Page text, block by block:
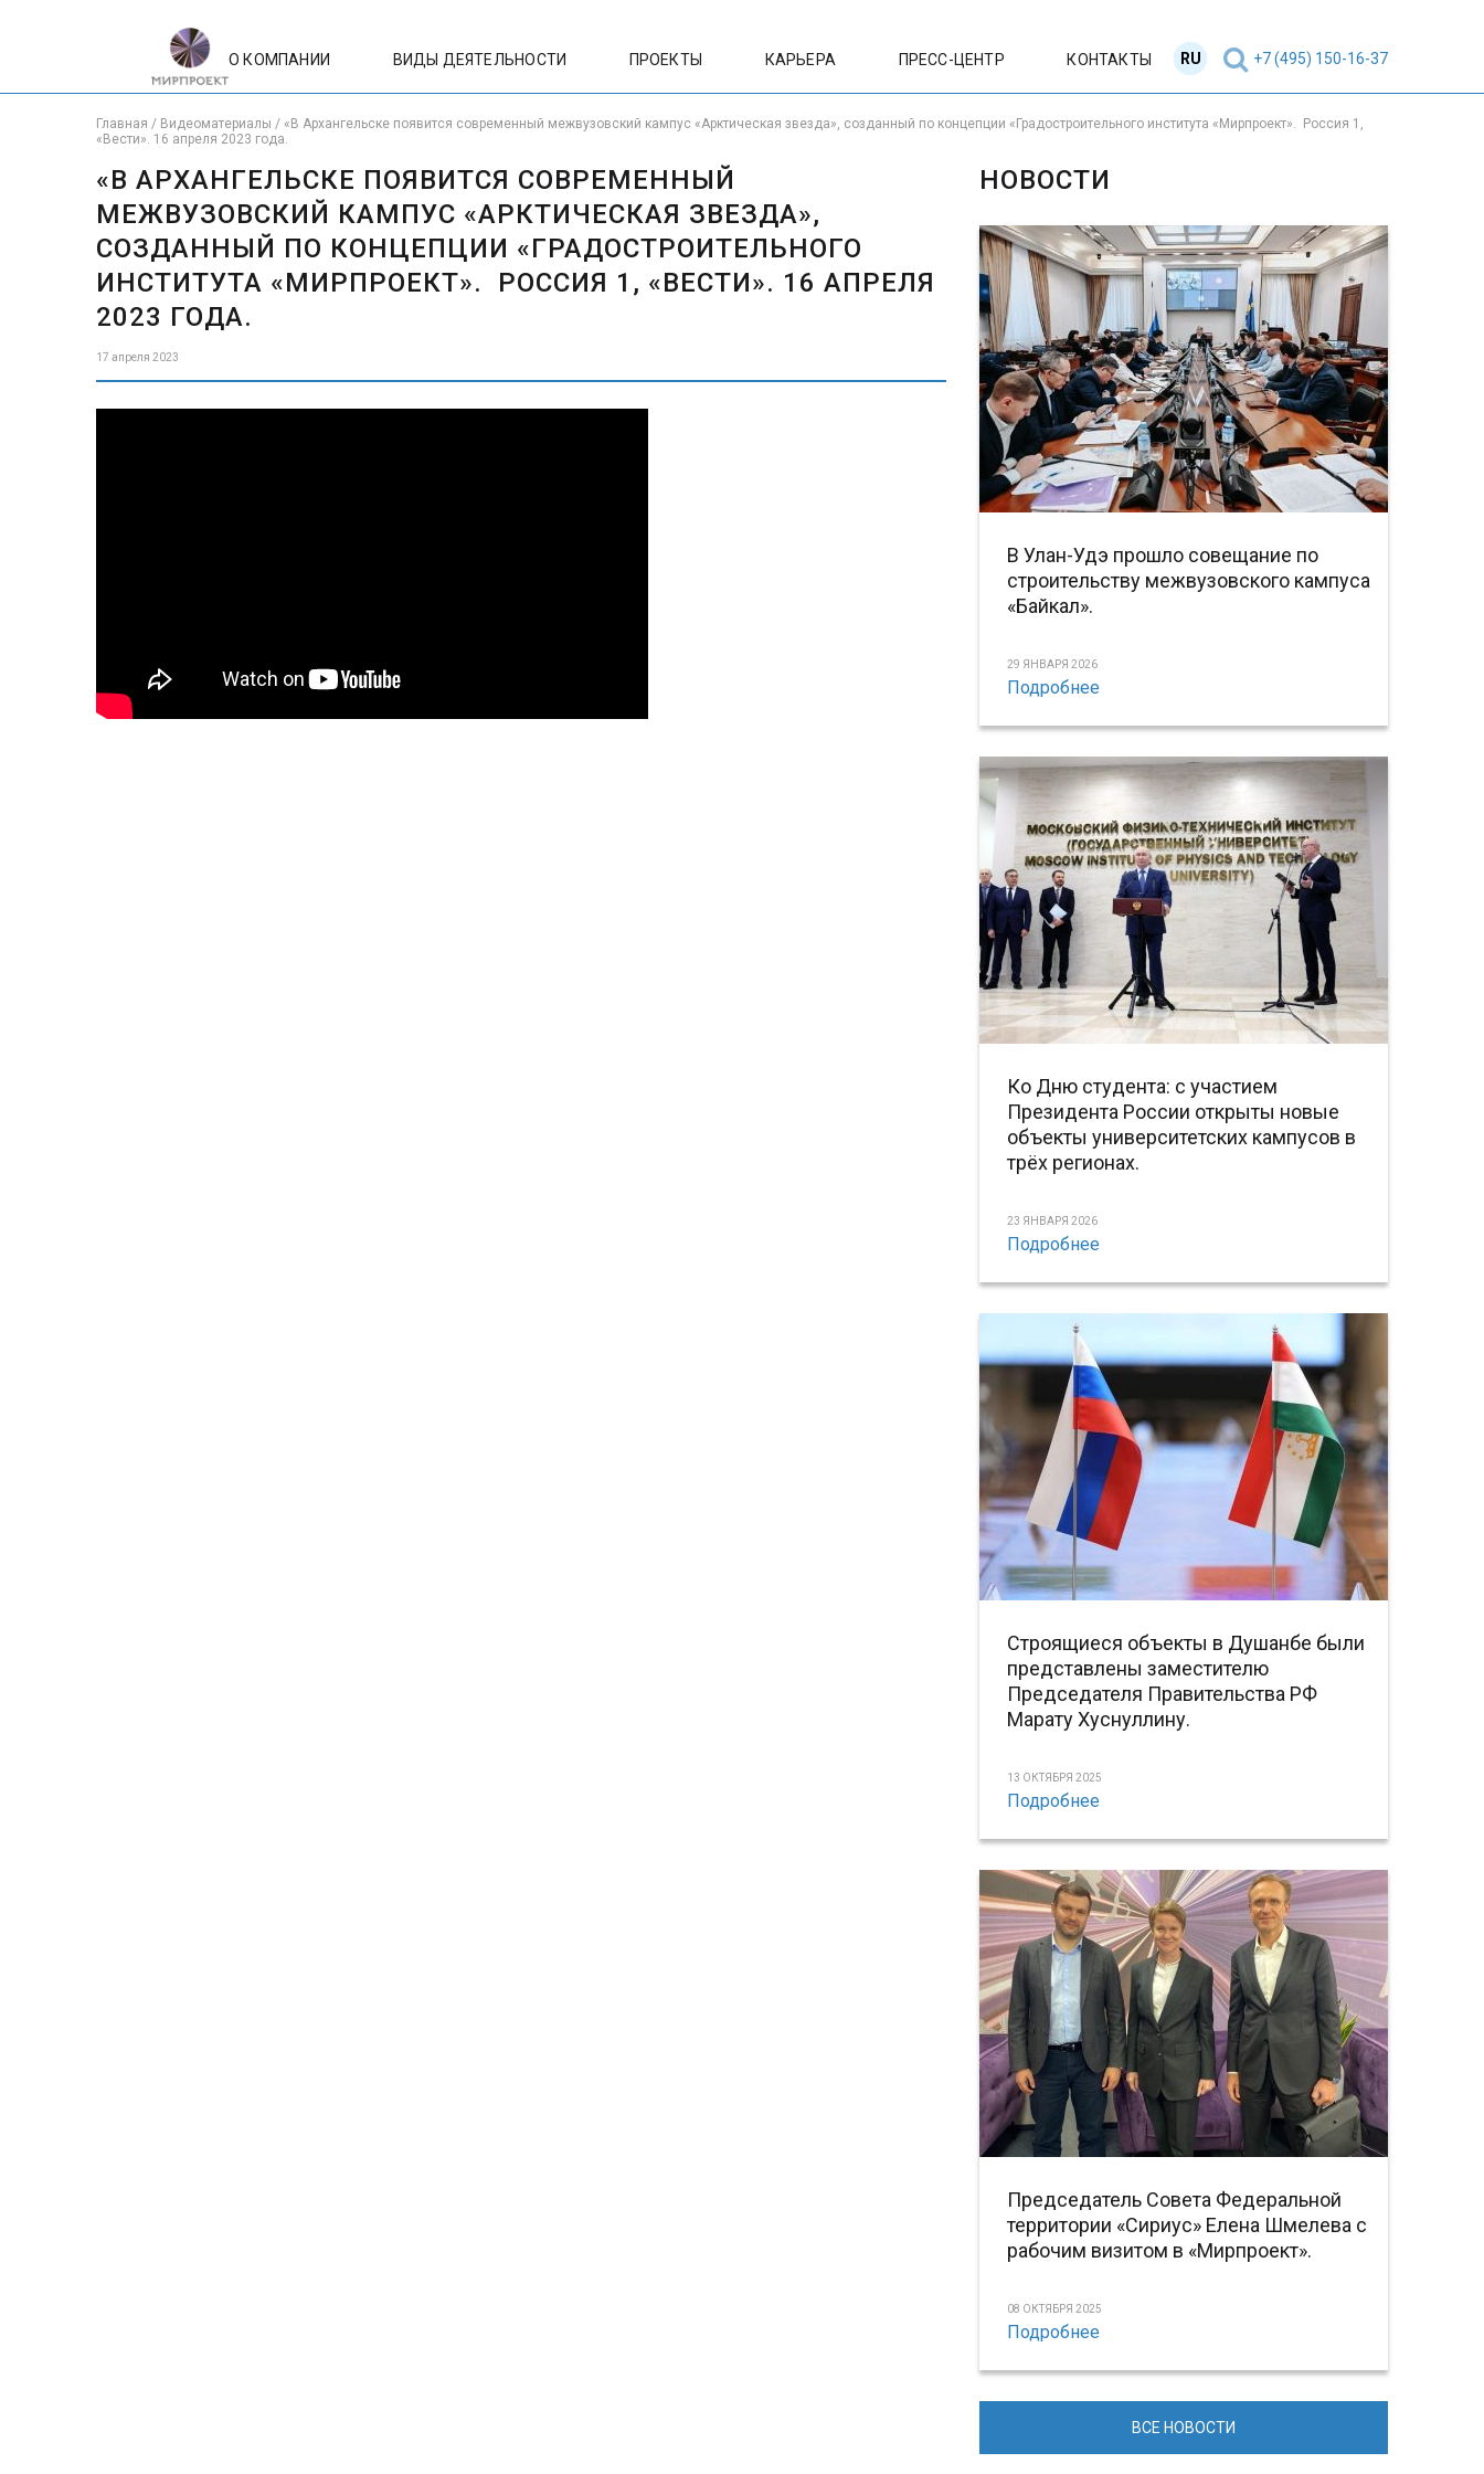
О КОМПАНИИ ВИДЫ ДЕЯТЕЛЬНОСТИ ПРОЕКТЫ КАРЬЕРА ПРЕСС-ЦЕНТР КОНТАКТЫ EN
RU +7 (495) 150-16-37
Главная / Видеоматериалы / «В Архангельске появится современный межвузовский кампус «Арктическая звезда», созданный по концепции «Градостроительного института «Мирпроект». Россия 1,
«Вести». 16 апреля 2023 года.
«В АРХАНГЕЛЬСКЕ ПОЯВИТСЯ СОВРЕМЕННЫЙ
МЕЖВУЗОВСКИЙ КАМПУС «АРКТИЧЕСКАЯ ЗВЕЗДА»,
СОЗДАННЫЙ ПО КОНЦЕПЦИИ «ГРАДОСТРОИТЕЛЬНОГО
ИНСТИТУТА «МИРПРОЕКТ». РОССИЯ 1, «ВЕСТИ». 16 АПРЕЛЯ
2023 ГОДА.
17 апреля 2023
НОВОСТИ
В Улан-Удэ прошло совещание по
строительству межвузовского кампуса
«Байкал».
29 ЯНВАРЯ 2026
Подробнее
Ко Дню студента: с участием
Президента России открыты новые
объекты университетских кампусов в
трёх регионах.
23 ЯНВАРЯ 2026
Подробнее
Строящиеся объекты в Душанбе были
представлены заместителю
Председателя Правительства РФ
Марату Хуснуллину.
13 ОКТЯБРЯ 2025
Подробнее
Председатель Совета Федеральной
территории «Сириус» Елена Шмелева с
рабочим визитом в «Мирпроект».
08 ОКТЯБРЯ 2025
Подробнее
ВСЕ НОВОСТИ